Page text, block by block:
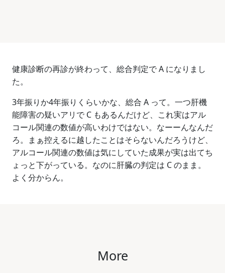
健康診断の再診が終わって、総合判定で A になりまし
た。
3年振りか4年振りくらいかな、総合 A って。一つ肝機
能障害の疑いアリで C もあるんだけど、これ実はアル
コール関連の数値が高いわけではない。なーーんなんだ
ろ。まぁ控えるに越したことはそらないんだろうけど、
アルコール関連の数値は気にしていた成果が実は出てち
ょっと下がっている。なのに肝臓の判定は C のまま。
よく分からん。
More